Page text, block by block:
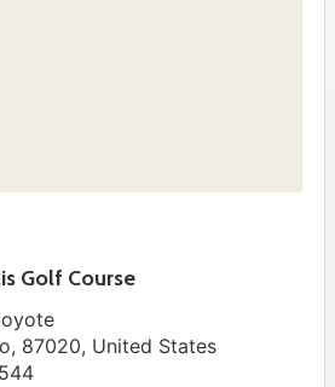
Golf Course
, 87020, United States